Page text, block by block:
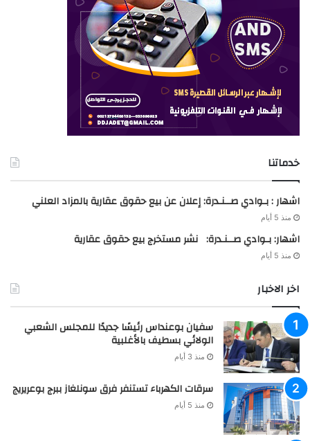
خدماتنا
اشهار : بـوادي صــنـدرة: إعلان عن بيع حقوق عقارية بالمزاد العلني
منذ 5 أيام
اشهار: بـوادي صــنـدرة: نشر مستخرج بيع حقوق عقارية
منذ 5 أيام
اخر الاخبار
سفيان بوعنداس رئيسًا جديدًا للمجلس الشعبي
الولائي بسطيف بالأغلبية
منذ 3 أيام
سرقات الكهرباء تستنفر فرق سونلغاز ببرج بوعريريج
منذ 5 أيام